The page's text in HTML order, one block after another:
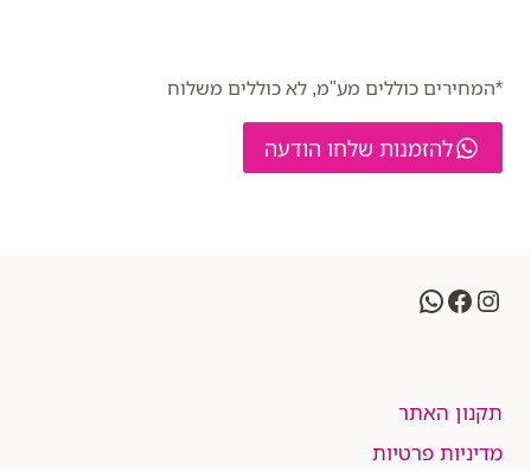
*המחירים כוללים מע"מ, לא כוללים משלוח
להזמנות שלחו הודעה
Instagram
Facebook
WhatsApp
תקנון האתר
מדיניות פרטיות